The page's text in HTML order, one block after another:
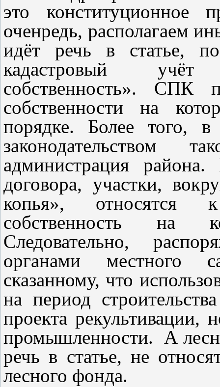
это
оченредь, располагаем
идёт речь в статье,
кадастровый учёт
собственность». СПК
собственности на
порядке. Более того, в
законодательством
администрация
договора, участки,
копья», относятся к
собственность на
Следовательно,
органами местного
сказанному, что
на период
проекта рекультивации,
промышленности. А
речь в статье, не
лесного фонда.